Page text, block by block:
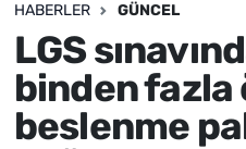
HABERLER GÜNCEL
LGS
binden
beslenme
Asayiş / Polis-Adliye
Spor
Magazin